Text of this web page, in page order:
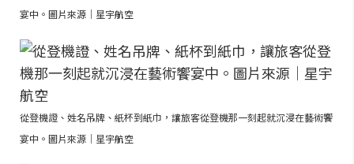
宴中。圖片來源｜星宇航空
從登機證、姓名吊牌、紙杯到紙巾，讓旅客從登機那一刻起就沉浸在藝術饗
宴中。圖片來源｜星宇航空